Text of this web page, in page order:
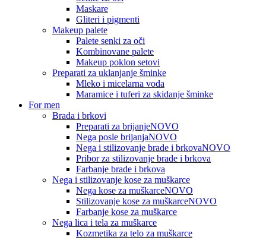
Maskare
Gliteri i pigmenti
Makeup palete
Palete senki za oči
Kombinovane palete
Makeup poklon setovi
Preparati za uklanjanje šminke
Mleko i micelarna voda
Maramice i tuferi za skidanje šminke
For men
Brada i brkovi
Preparati za brijanjeNOVO
Nega posle brijanjaNOVO
Nega i stilizovanje brade i brkovaNOVO
Pribor za stilizovanje brade i brkova
Farbanje brade i brkova
Nega i stilizovanje kose za muškarce
Nega kose za muškarceNOVO
Stilizovanje kose za muškarceNOVO
Farbanje kose za muškarce
Nega lica i tela za muškarce
Kozmetika za telo za muškarce